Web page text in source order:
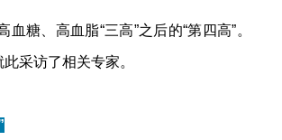
糖、高血脂“三高”之后的“第四高”。
采访了相关专家。